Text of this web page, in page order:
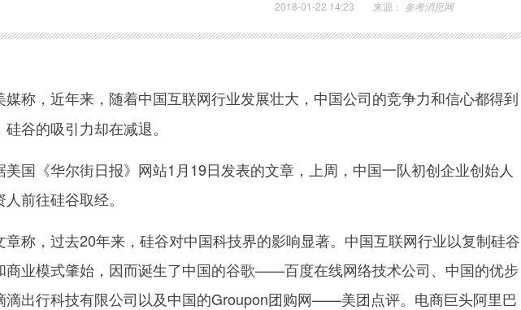
2018-01-22 14:23 来源： 参考消息网
媒称，近年来，随着中国互联网行业发展壮大，中国公司的竞争力和信心都得到
谷的吸引力却在减退。
《华尔街日报》网站1月19日发表的文章，上周，中国一队初创企业创始人
前往硅谷取经。
，过去20年来，硅谷对中国科技界的影响显著。中国互联网行业以复制硅谷
商业模式肇始，因而诞生了中国的谷歌——百度在线网络技术公司、中国的优步
出行科技有限公司以及中国的Groupon团购网——美团点评。电商巨头阿里巴